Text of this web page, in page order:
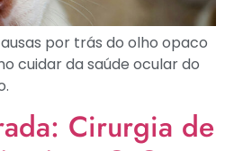
por trás do olho opaco
cuidar da saúde ocular do
Cirurgia de